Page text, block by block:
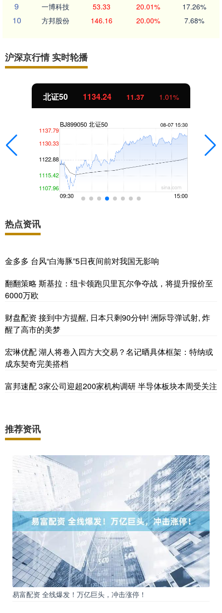
9 一博科技 53.33 20.01% 17.26%
10 方邦股份 146.16 20.00% 7.68%
沪深京行情 实时轮播
北证50 1134.24 11.37 1.01%
热点资讯
金多多 台风“白海豚”5日夜间前对我国无影响
翻翻策略 斯基拉：纽卡领跑贝里瓦尔争夺战，将提升报价至
6000万欧
财盘配资 接到中方提醒, 日本只剩90分钟! 洲际导弹试射, 炸
醒了高市的美梦
宏琳优配 湖人将卷入四方大交易？名记晒具体框架：特纳或
成东契奇完美搭档
富邦速配 3家公司迎超200家机构调研 半导体板块本周受关注
推荐资讯
易富配资 全线爆发！万亿巨头，冲击涨停！